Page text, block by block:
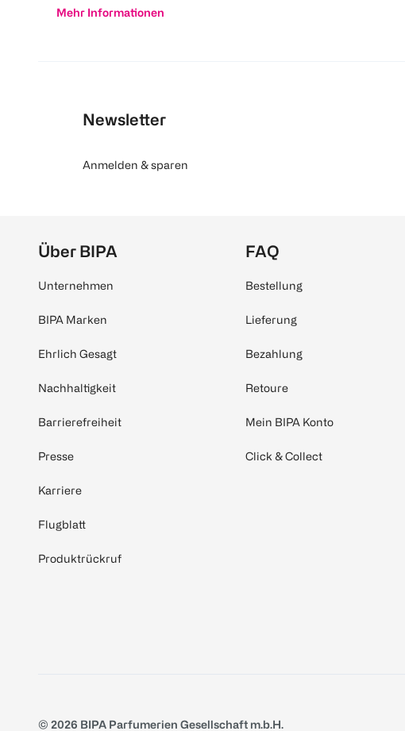
Mehr Informationen
Newsletter
Anmelden & sparen
Über BIPA
Unternehmen
BIPA Marken
Ehrlich Gesagt
Nachhaltigkeit
Barrierefreiheit
Presse
Karriere
Flugblatt
Produktrückruf
FAQ
Bestellung
Lieferung
Bezahlung
Retoure
Mein BIPA Konto
Click & Collect
© 2026 BIPA Parfumerien Gesellschaft m.b.H.